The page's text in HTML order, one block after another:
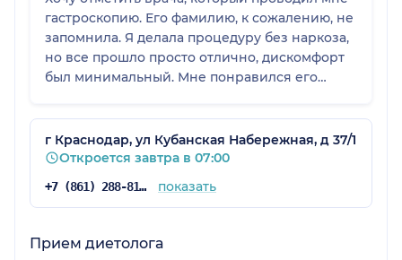
гастроскопию. Его фамилию, к сожалению, не
запомнила. Я делала процедуру без наркоза,
но все прошло просто отлично, дискомфорт
был минимальный. Мне понравился его
г Краснодар, ул Кубанская Набережная, д 37/1
Откроется завтра в 07:00
+7 (861) 288-81-65 показать
Прием диетолога